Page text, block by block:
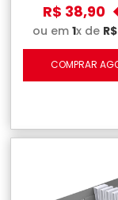
R$ 38,90
ou em 1x de R$
COMPRAR